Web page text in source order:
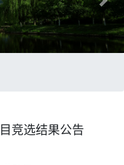
Next
竞选结果公告